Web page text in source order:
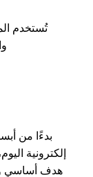
تُستخدم
بدءًا من
إلكترونية
هدف أساسي